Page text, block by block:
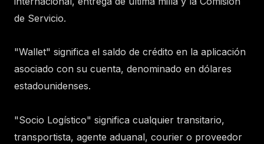
de Servicio.
"Wallet" significa el saldo de crédito en la aplicación
asociado con su cuenta, denominado en dólares
estadounidenses.
"Socio Logístico" significa cualquier transitario,
transportista, agente aduanal, courier o proveedor